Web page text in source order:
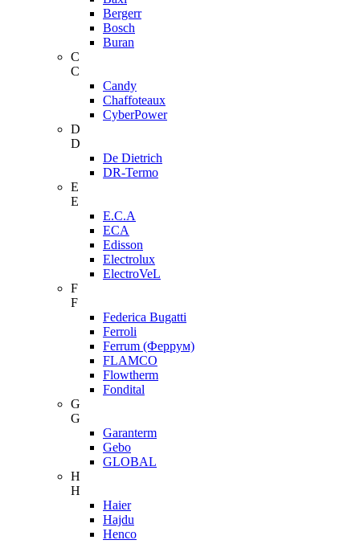
Bergerr
Bosch
Buran
C
C
Candy
Chaffoteaux
CyberPower
D
D
De Dietrich
DR-Termo
E
E
E.C.A
ECA
Edisson
Electrolux
ElectroVeL
F
F
Federica Bugatti
Ferroli
Ferrum (Феррум)
FLAMCO
Flowtherm
Fondital
G
G
Garanterm
Gebo
GLOBAL
H
H
Haier
Hajdu
Henco